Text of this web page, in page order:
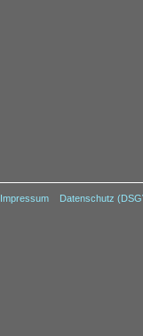
Impressum Datenschutz